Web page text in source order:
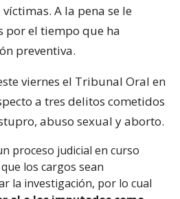
A la pena se le
por el tiempo que ha
preventiva.
viernes el Tribunal Oral en
a tres delitos cometidos
abuso sexual y aborto.
proceso judicial en curso
los cargos sean
la investigación, por lo cual